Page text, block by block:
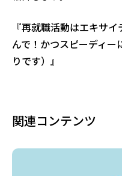
『再就職活動はエキサ
んで！かつスピーディ
りです）』
関連コンテンツ